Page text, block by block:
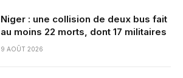
Niger : une collision de deux bus fait
au moins 22 morts, dont 17 militaires
9 AOÛT 2026